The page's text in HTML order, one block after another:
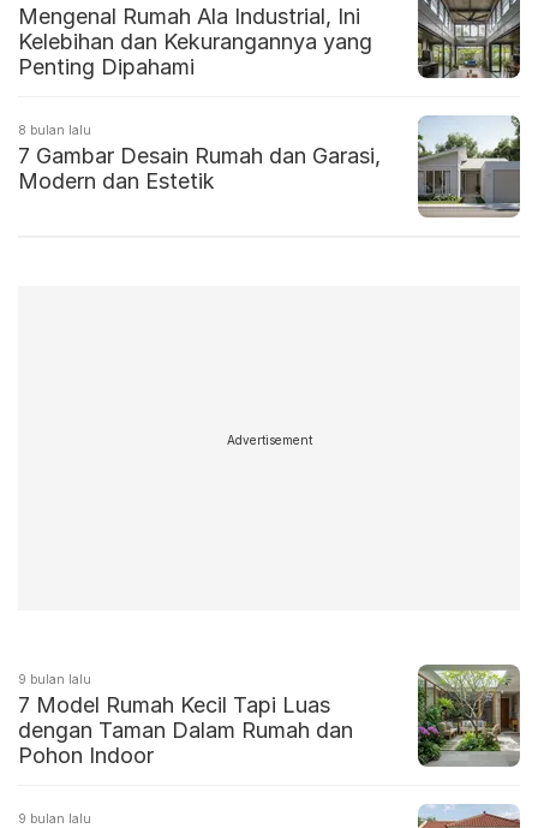
Mengenal Rumah Ala Industrial, Ini
Kelebihan dan Kekurangannya yang
Penting Dipahami
8 bulan lalu
7 Gambar Desain Rumah dan Garasi,
Modern dan Estetik
Advertisement
9 bulan lalu
7 Model Rumah Kecil Tapi Luas
dengan Taman Dalam Rumah dan
Pohon Indoor
9 bulan lalu